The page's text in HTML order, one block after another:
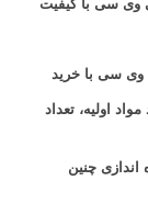
وی سی با خرید
اولیه، تعداد
اندازی چنین